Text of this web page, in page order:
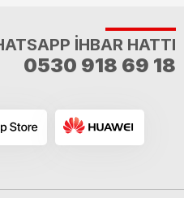
İHBAR HATTI
0530 918 69 18